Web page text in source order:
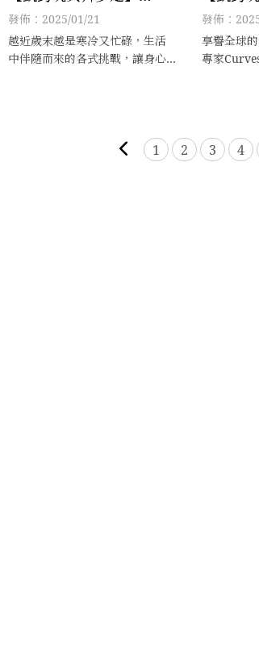
透過日夜護膚四步驟，順勢跟著
我一起進行簡易的按摩
出可愛爆
瓶組」與
AVON x LINE x 凱鈞老師
線上發表備受矚目的冬日
美肌神器 「新活超能精華
發佈：2025/01/21
越近歲末越是寒冷又忙碌，生活
中伴隨而來的各式挑戰，讓身心
Curves
密保養
發佈：
享譽全球
專家
1 2 3 4